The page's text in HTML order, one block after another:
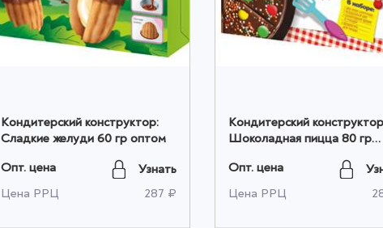
Кондитерский конструктор:
Сладкие желуди 60 гр оптом
Опт. цена
Узнать
Цена РРЦ
287 ₽
Кондитерский
Шоколадная пицца 80 гр
Опт. цена
Цена РРЦ